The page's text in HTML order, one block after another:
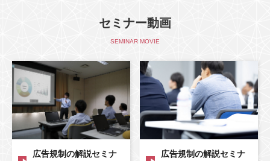
セミナー動画
SEMINAR MOVIE
広告規制の解説セミナ
広告規制の解説セミナ